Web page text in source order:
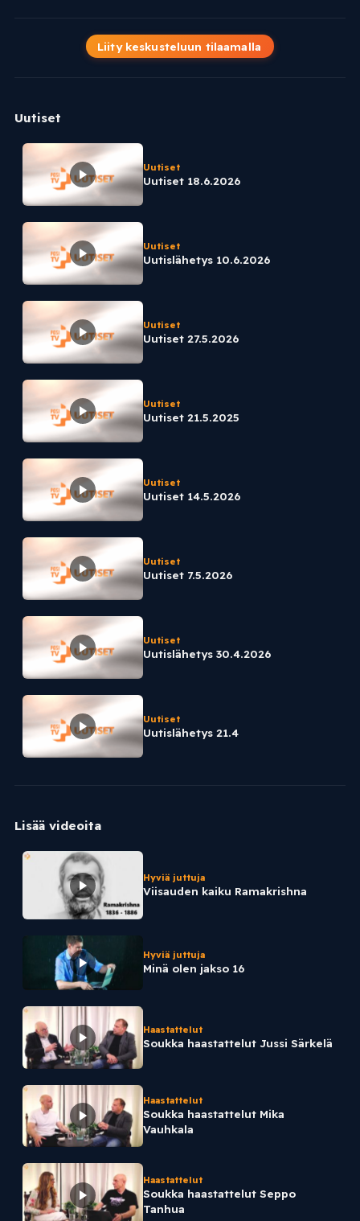
Liity keskusteluun tilaamalla
Uutiset
Uutiset
Uutiset 18.6.2026
Uutiset
Uutislähetys 10.6.2026
Uutiset
Uutiset 27.5.2026
Uutiset
Uutiset 21.5.2025
Uutiset
Uutiset 14.5.2026
Uutiset
Uutiset 7.5.2026
Uutiset
Uutislähetys 30.4.2026
Uutiset
Uutislähetys 21.4
Lisää videoita
Hyviä juttuja
Viisauden kaiku Ramakrishna
Hyviä juttuja
Minä olen jakso 16
Haastattelut
Soukka haastattelut Jussi Särkelä
Haastattelut
Soukka haastattelut Mika
Vauhkala
Haastattelut
Soukka haastattelut Seppo
Tanhua